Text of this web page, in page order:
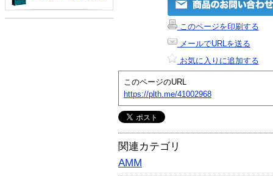
このページを印刷する
メールでURLを送る
お気に入りに追加する
このページのURL
https://plth.me/41002968
関連カテゴリ
AMM